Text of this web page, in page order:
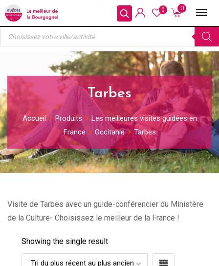
Skip
to
content
0
0
Recherche
produits
Tarbes
Accueil Produits
Les meilleures visites guidées en
France
Occitanie Tarbes
Visite de Tarbes avec un guide-conférencier du Ministère
de la Culture- Choisissez le meilleur de la France !
Showing the single result